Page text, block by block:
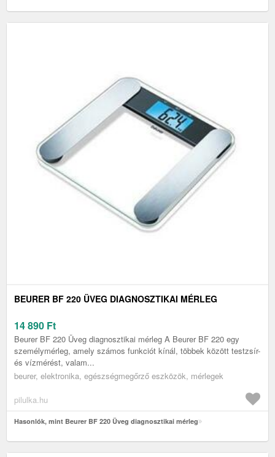
BEURER BF 220 ÜVEG DIAGNOSZTIKAI MÉRLEG
14 890 Ft
Beurer BF 220 Üveg diagnosztikai mérleg A Beurer BF 220 egy
személymérleg, amely számos funkciót kínál, többek között testzsír-
és vízmérést, valam...
beurer, elektronika, egészségmegőrző eszközök, mérlegek
pilulka.hu
Hasonlók, mint Beurer BF 220 Üveg diagnosztikai mérleg